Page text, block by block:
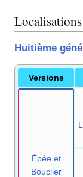
Localisations
Huitième
Versions
Épée et
Bouclier